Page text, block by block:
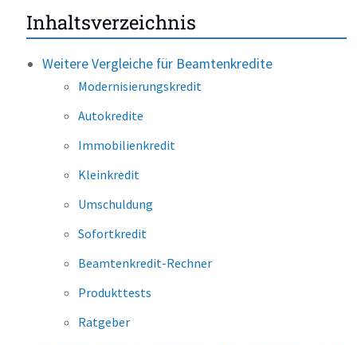
Inhaltsverzeichnis
Weitere Vergleiche für Beamtenkredite
Modernisierungskredit
Autokredite
Immobilienkredit
Kleinkredit
Umschuldung
Sofortkredit
Beamtenkredit-Rechner
Produkttests
Ratgeber